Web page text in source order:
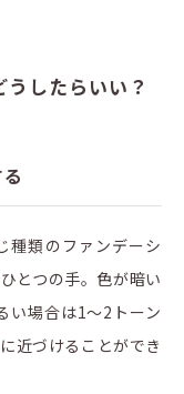
したらいい？
種類のファンデーシ
とつの手。色が暗い
い場合は1～2トーン
近づけることができ